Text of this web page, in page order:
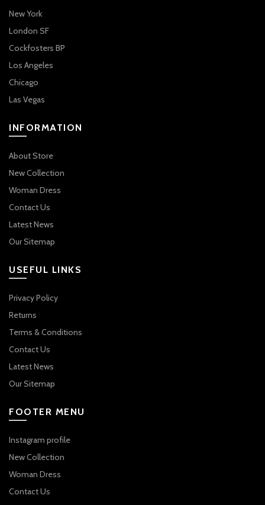
New York
London SF
Cockfosters BP
Los Angeles
Chicago
Las Vegas
INFORMATION
About Store
New Collection
Woman Dress
Contact Us
Latest News
Our Sitemap
USEFUL LINKS
Privacy Policy
Returns
Terms & Conditions
Contact Us
Latest News
Our Sitemap
FOOTER MENU
Instagram profile
New Collection
Woman Dress
Contact Us